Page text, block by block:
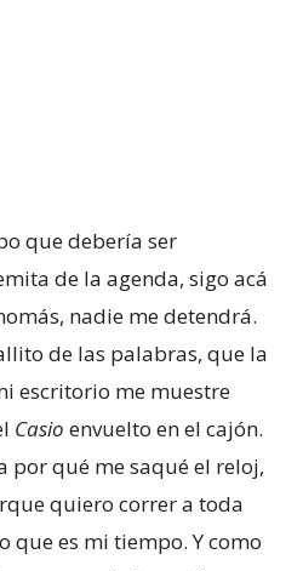
que debería ser
de la agenda, sigo acá
nadie me detendrá.
de las palabras, que la
escritorio me muestre
Casio envuelto en el cajón.
por qué me saqué el reloj,
quiero correr a toda
que es mi tiempo. Y como